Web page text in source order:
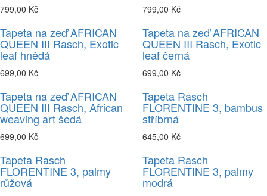
799,00 Kč 799,00 Kč
Tapeta na zeď AFRICAN
QUEEN III Rasch, Exotic
leaf hnědá
699,00 Kč
Tapeta na zeď AFRICAN
QUEEN III Rasch, Exotic
leaf černá
699,00 Kč
Tapeta na zeď AFRICAN
QUEEN III Rasch, African
weaving art šedá
699,00 Kč
Tapeta Rasch
FLORENTINE 3, bambus
stříbrná
645,00 Kč
Tapeta Rasch
FLORENTINE 3, palmy
růžová
Tapeta Rasch
FLORENTINE 3, palmy
modrá